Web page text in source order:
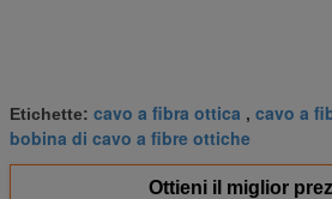
Etichette: cavo a fibra ottica , cavo a
bobina di cavo a fibre ottiche
Ottieni il miglior